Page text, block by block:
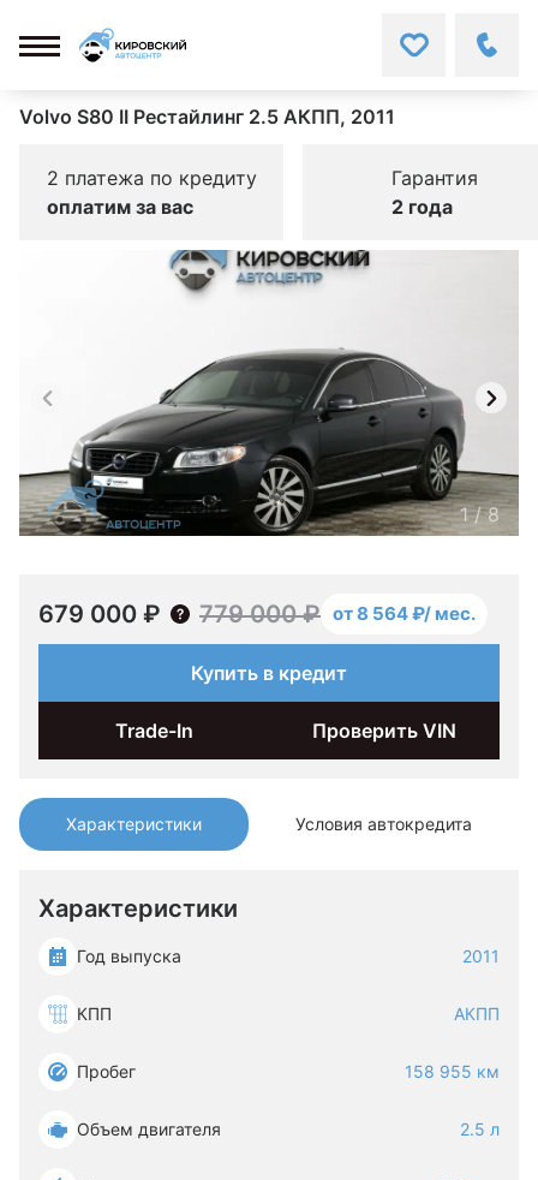
Volvo S80 II Рестайлинг 2.5 АКПП, 2011
2 платежа по кредиту
оплатим за вас
Гарантия
2 года
Характеристики Условия автокредита
Характеристики
Год выпуска 2011
КПП АКПП
Пробег 158 955 км
Объем двигателя 2.5 л
1/8
679 000 ₽ 779 000 ₽ от 8 564 ₽/ мес.
Купить в кредит
Trade-In Проверить VIN